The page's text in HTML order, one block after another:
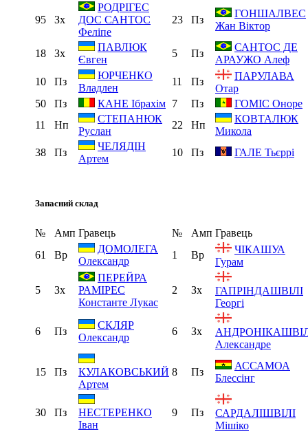
95 Зх
РОДРІГЕС
ДОС САНТОС
Феліпе
23 Пз
ГОНШАЛВЕС
Жан Віктор
18 Зх
ПАВЛЮК
Євген
5 Пз
САНТОС ДЕ
АРАУЖО Алеф
10
Пз
ЮРЧЕНКО
Владлен
11 Пз
ПАРУЛАВА
Отар
50
Пз КАНЕ Ібрахім 7 Пз
ГОМІС Оноре
11
Нп
СТЕПАНЮК
Руслан
22 Нп
КОВТАЛЮК
Микола
38
Пз
ЧЕЛЯДІН
Артем
10 Пз ГАЛЕ Тьєррі
Запасний склад
№ Амп Гравець № Амп Гравець
61
Вр
ДОМОЛЕГА
Олександр
1 Вр
ЧІКАШУА
Гурам
5 Зх
ПЕРЕЙРА
РАМІРЕС
Константе Лукас
2 Зх
ГАПРІНДАШВІЛІ
Георгі
6 Пз
СКЛЯР
Олександр
6 Зх
Александре
15 Пз
КУЛАКОВСЬКИЙ
Артем
8 Пз
АССАМОА
Блессінг
30 Пз
НЕСТЕРЕНКО
Іван
9 Пз
САРДАЛІШВІЛІ
Мішіко